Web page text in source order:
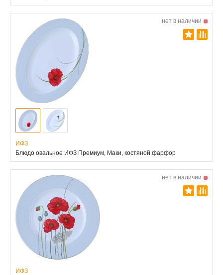
нет в наличии
ИФЗ
Блюдо овальное ИФЗ Премиум, Маки, костяной фарфор
нет в наличии
ИФЗ